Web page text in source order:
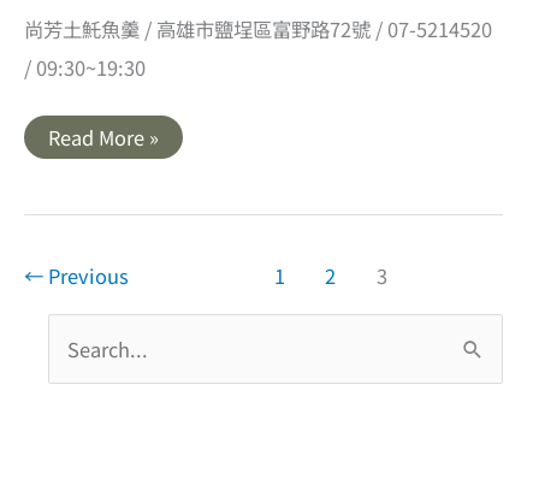
尚芳土魠魚羹 / 高雄市鹽埕區富野路72號 / 07-5214520
/ 09:30~19:30
【高
雄
尚
魠
魚
羹
Read More »
← Previous 1 2
3